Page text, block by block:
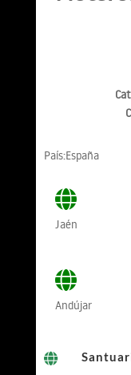
País:España
Jaén
Andújar
